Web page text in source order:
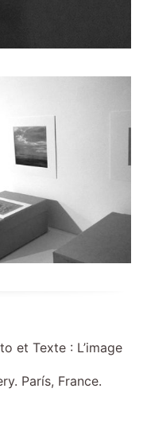
et Texte : L’image
París, France.